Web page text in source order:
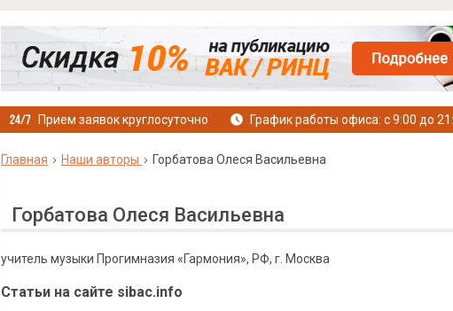
Прием заявок круглосуточно График работы офиса: с 9:00 до
Главная Наши авторы Горбатова Олеся Васильевна
Горбатова Олеся Васильевна
учитель музыки Прогимназия «Гармония», РФ, г. Москва
Статьи на сайте sibac.info